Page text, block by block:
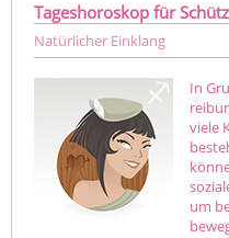
Tageshoroskop für
Natürlicher Einklang
In
viele
um